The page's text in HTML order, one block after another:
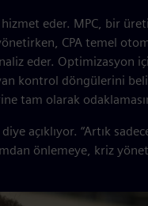
eder. MPC, bir
CPA temel
eder. Optimizasyon
kontrol döngülerini
tam olarak
açıklıyor. “Artık
önlemeye, kriz